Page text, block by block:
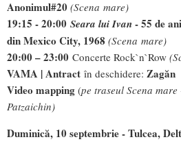
Anonimul#20 (Scena mare)
19:15 - 20:00 Seara lui Ivan- 55 de
din Mexico City, 1968 (Scena mare)
20:00 – 23:00 Concerte Rock`n`Row
VAMA |Antract în deschidere: Zagăn
Video mapping (pe traseul Scena
Patzaichin)
Duminică, 10 septembrie - Tulcea,